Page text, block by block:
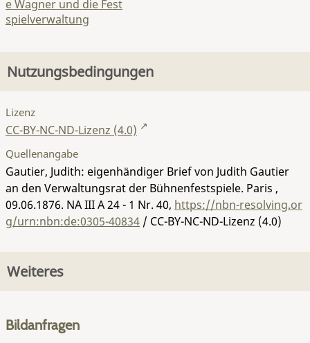
e Wagner und die Fest
spielverwaltung
Nutzungsbedingungen
Lizenz
CC-BY-NC-ND-Lizenz (4.0)
Quellenangabe
Gautier, Judith: eigenhändiger Brief von Judith Gautier
an den Verwaltungsrat der Bühnenfestspiele. Paris ,
09.06.1876. NA III A 24 - 1 Nr. 40, https://nbn-resolving.or
g/urn:nbn:de:0305-40834 / CC-BY-NC-ND-Lizenz (4.0)
Weiteres
Bildanfragen